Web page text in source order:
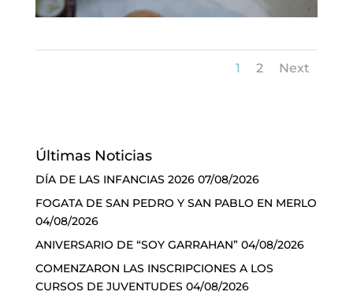
1 2 Next
Últimas Noticias
DÍA DE LAS INFANCIAS 2026 07/08/2026
FOGATA DE SAN PEDRO Y SAN PABLO EN MERLO
04/08/2026
ANIVERSARIO DE “SOY GARRAHAN” 04/08/2026
COMENZARON LAS INSCRIPCIONES A LOS
CURSOS DE JUVENTUDES 04/08/2026